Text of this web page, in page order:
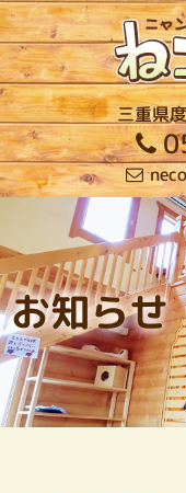
三重県
お知らせ